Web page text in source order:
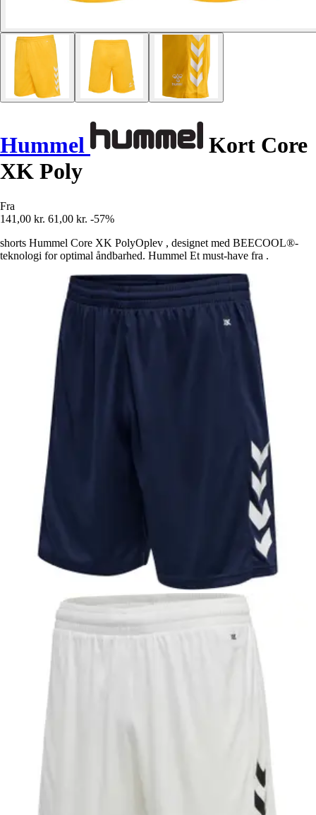
Hummel
Kort Core
XK Poly
Fra
141,00 kr. 61,00 kr. -57%
shorts Hummel Core XK PolyOplev , designet med BEECOOL®-
teknologi for optimal åndbarhed. Hummel Et must-have fra .